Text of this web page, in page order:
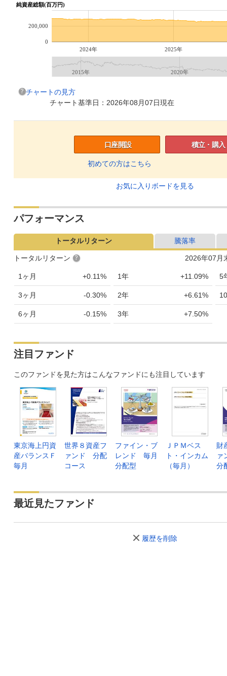
純資産総額(百万円)
2024年 2025年
0
200,000
2015年 2020年
チャートの見方
チャート基準日：2026年08月07日現在
口座開設
初めての方はこちら
積立・購入
お気に入りボードを見る
パフォーマンス
トータルリターン 騰落率
2026年07月
トータルリターン
1ヶ月 +0.11%
3ヶ月 -0.30%
6ヶ月 -0.15%
1年 +11.09%
2年 +6.61%
3年 +7.50%
5
注目ファンド
このファンドを見た方はこんなファンドにも注目しています
東京海上円資
産バランスＦ
毎月
世界８資産フ
ァンド 分配
コース
ファイン・ブ
レンド 毎月
分配型
ＪＰＭベス
ト・インカム
（毎月）
財
ァ
分
最近見たファンド
履歴を削除